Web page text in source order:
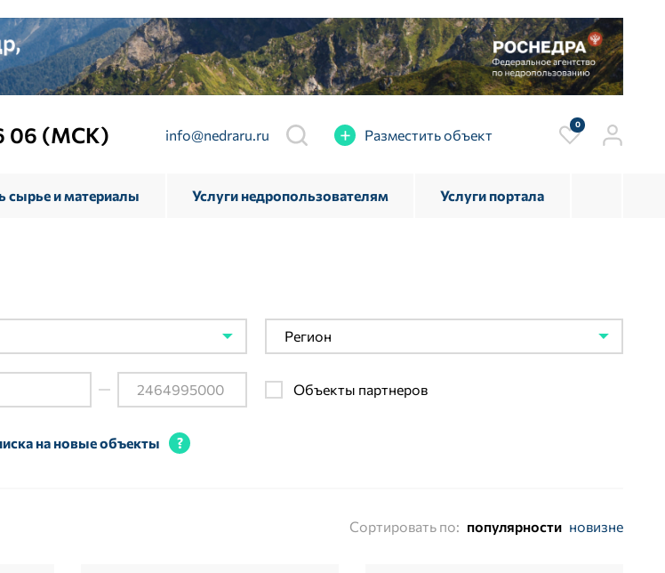
06 (МСК) info@nedraru.ru Разместить объект
0
сырье и материалы Услуги недропользователям Услуги портала
Регион
Объекты партнеров
на новые объекты
Сортировать по: популярности новизне